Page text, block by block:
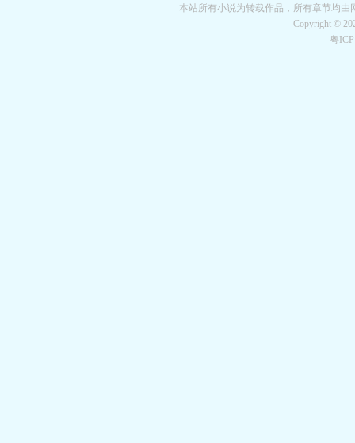
本站所有小说为转载作品，所有章节均
Copyright ©
粤